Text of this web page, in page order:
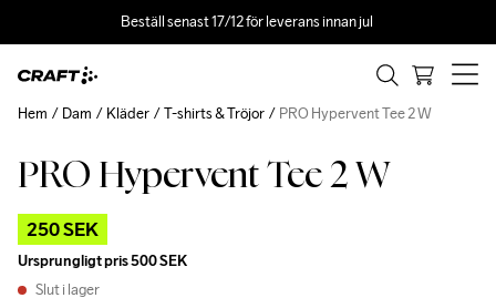
Beställ senast 17/12 för leverans innan jul
PRO Hypervent Tee 2 W
250 SEK
Ursprungligt pris500 SEK
Slut i lager
Hem Dam Kläder T-shirts & Tröjor PRO Hypervent Tee 2 W
Outlet